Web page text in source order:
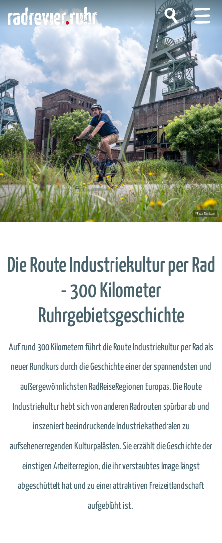
Die Route Industriekultur per Rad
- 300 Kilometer
Ruhrgebietsgeschichte
Auf rund 300 Kilometern führt die Route Industriekultur per Rad als
neuer Rundkurs durch die Geschichte einer der spannendsten und
außergewöhnlichsten RadReiseRegionen Europas. Die Route
Industriekultur hebt sich von anderen Radrouten spürbar ab und
inszeniert beeindruckende Industriekathedralen zu
aufsehenerregenden Kulturpalästen. Sie erzählt die Geschichte der
einstigen Arbeiterregion, die ihr verstaubtes Image längst
abgeschüttelt hat und zu einer attraktiven Freizeitlandschaft
aufgeblüht ist.